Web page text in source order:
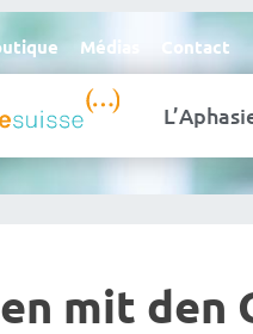
Médias Contact
mit den